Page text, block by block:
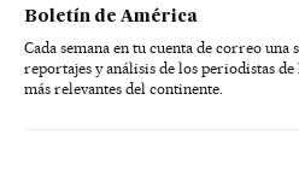
Boletín de América
Cada semana en tu cuenta de correo una
reportajes y análisis de los periodistas
más relevantes del continente.